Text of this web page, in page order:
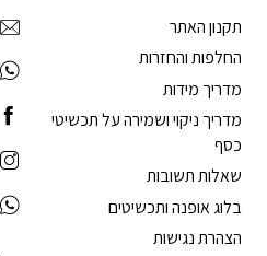
תקנון האתר
החלפות והחזרות
מדריך מידות
מדריך ניקוי ושמירה על תכשיטי
כסף
שאלות תשובות
בלוג אופנה ותכשיטים
הצהרת נגישות